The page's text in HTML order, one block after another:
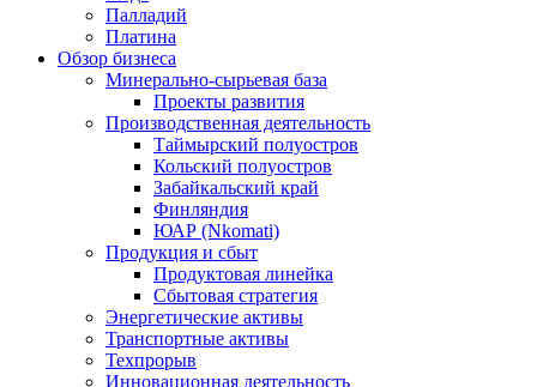
Палладий
Платина
Обзор бизнеса
Минерально-сырьевая база
Проекты развития
Производственная деятельность
Таймырский полуостров
Кольский полуостров
Забайкальский край
Финляндия
ЮАР (Nkomati)
Продукция и сбыт
Продуктовая линейка
Сбытовая стратегия
Энергетические активы
Транспортные активы
Техпрорыв
Инновационная деятельность